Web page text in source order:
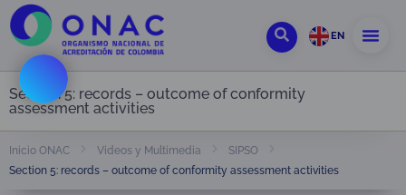
EN
Section 5: records – outcome of conformity
assessment activities
Inicio ONAC Videos y Multimedia
SIPSO
Section 5: records – outcome of conformity assessment activities